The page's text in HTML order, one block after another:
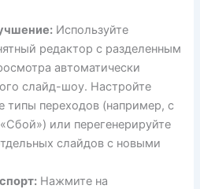
Используйте
редактор с разделенным
автоматически
слайд-шоу. Настройте
типы переходов (например, с
или перегенерируйте
слайдов с новыми
Нажмите на